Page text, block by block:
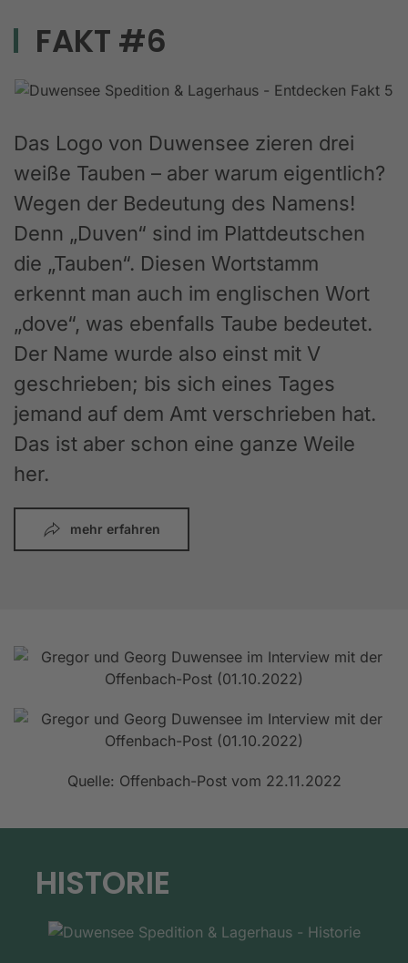
FAKT #6
Das Logo von Duwensee zieren drei
weiße Tauben – aber warum eigentlich?
Wegen der Bedeutung des Namens!
Denn „Duven“ sind im Plattdeutschen
die „Tauben“. Diesen Wortstamm
erkennt man auch im englischen Wort
„dove“, was ebenfalls Taube bedeutet.
Der Name wurde also einst mit V
geschrieben; bis sich eines Tages
jemand auf dem Amt verschrieben hat.
Das ist aber schon eine ganze Weile
her.
mehr erfahren
Quelle: Offenbach-Post vom 22.11.2022
HISTORIE